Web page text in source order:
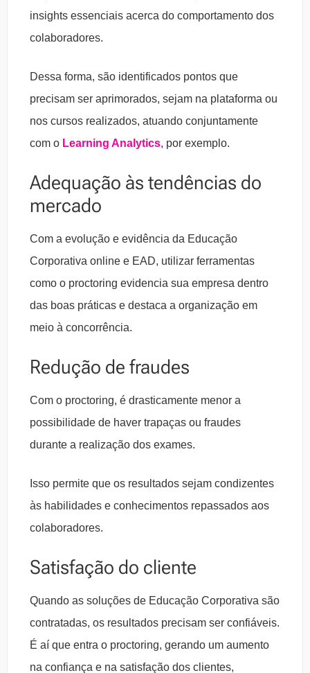
insights essenciais acerca do comportamento dos
colaboradores.
Dessa forma, são identificados pontos que
precisam ser aprimorados, sejam na plataforma ou
nos cursos realizados, atuando conjuntamente
com o Learning Analytics, por exemplo.
Adequação às tendências do
mercado
Com a evolução e evidência da Educação
Corporativa online e EAD, utilizar ferramentas
como o proctoring evidencia sua empresa dentro
das boas práticas e destaca a organização em
meio à concorrência.
Redução de fraudes
Com o proctoring, é drasticamente menor a
possibilidade de haver trapaças ou fraudes
durante a realização dos exames.
Isso permite que os resultados sejam condizentes
às habilidades e conhecimentos repassados aos
colaboradores.
Satisfação do cliente
Quando as soluções de Educação Corporativa são
contratadas, os resultados precisam ser confiáveis.
É aí que entra o proctoring, gerando um aumento
na confiança e na satisfação dos clientes,